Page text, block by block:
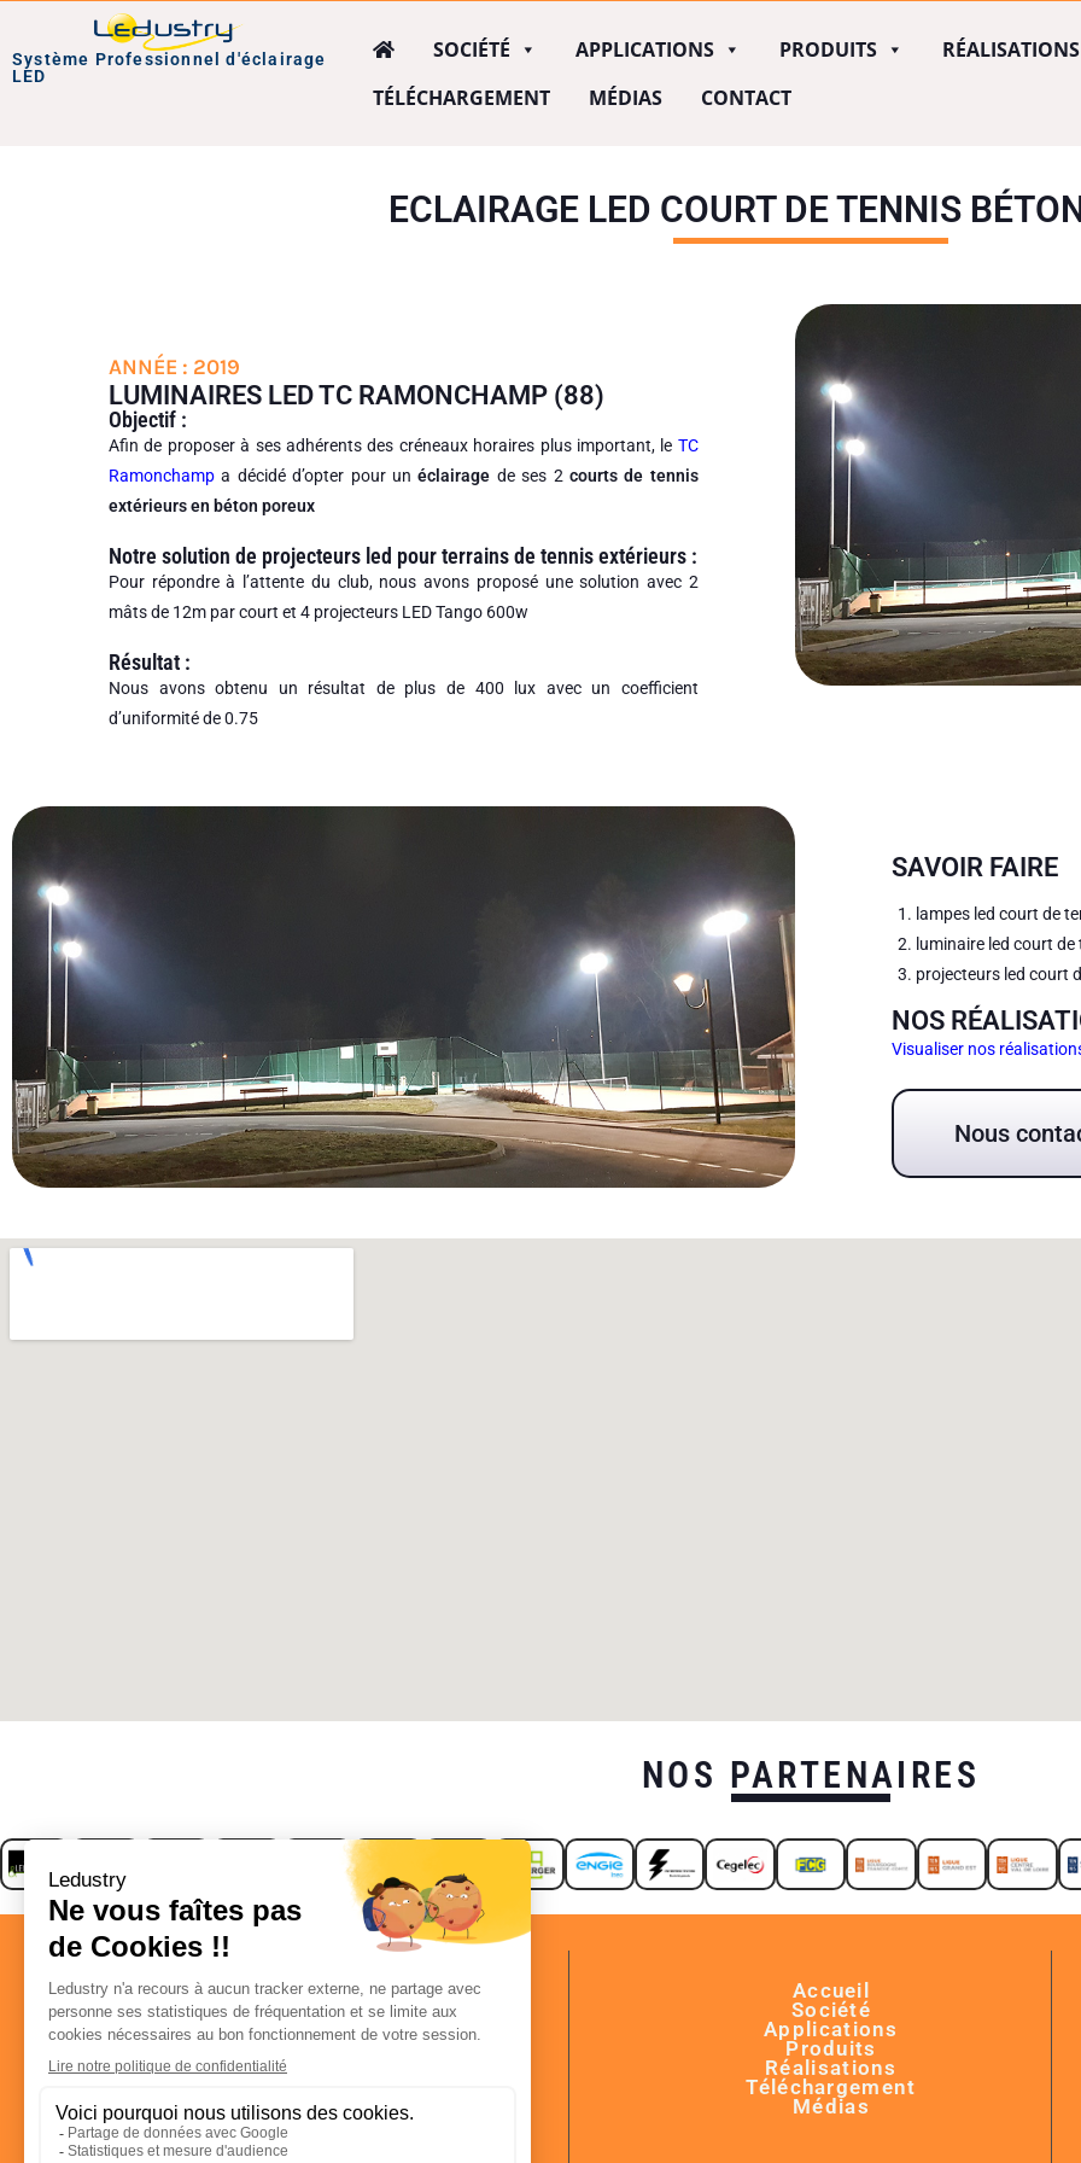
Système Professionnel d'éclairage
LED
SOCIÉTÉ APPLICATIONS PRODUITS
RÉALISATIONS
TÉLÉCHARGEMENT
MÉDIAS CONTACT
ECLAIRAGE LED COURT DE TENNIS
ANNÉE : 2019
LUMINAIRES LED TC RAMONCHAMP (88)
Objectif :
Afin de proposer à ses adhérents des créneaux horaires plus important, le TC
Ramonchamp a décidé d’opter pour unéclairage de ses 2 courts de tennis
extérieurs en béton poreux
Notre solution de projecteurs led pour terrains de tennis extérieurs :
Pour répondre à l’attente du club, nous avons proposé une solution avec 2
mâts de 12m par court et 4 projecteurs LED Tango 600w
Résultat :
Nous avons obtenu un résultat de plus de 400 lux avec un coefficient
d’uniformité de 0.75
SAVOIR FAIRE
lampes led court de
luminaire led court
projecteurs led court
NOS
Visualiser nos
Nous
NOS PARTENAIRES
Ledustry : solutions pour éclairage LED
professionnel
3 Impasse des Cottages 21490 Clénay
contact@ledustry.fr
Accueil
Société
Applications
Produits
Réalisations
Téléchargement
Médias